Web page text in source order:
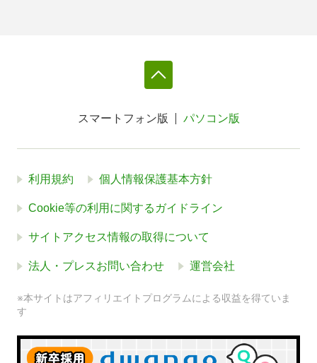
スマートフォン版 パソコン版
利用規約 個人情報保護基本方針
Cookie等の利用に関するガイドライン
サイトアクセス情報の取得について
法人・プレスお問い合わせ 運営会社
※本サイトはアフィリエイトプログラムによる収益を得ていま
す